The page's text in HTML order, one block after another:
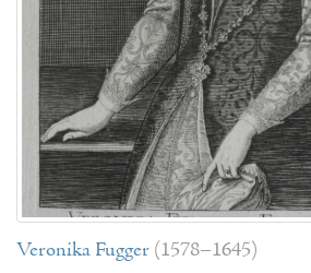
Veronika Fugger (1578–1645)